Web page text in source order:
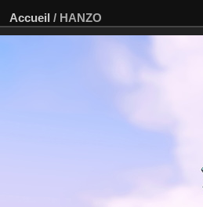
Accueil / HANZO